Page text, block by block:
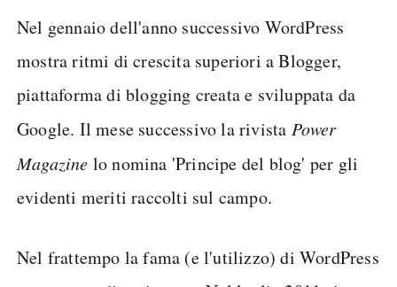
Nel gennaio dell'anno successivo WordPress
mostra ritmi di crescita superiori a Blogger,
piattaforma di blogging creata e sviluppata da
Google. Il mese successivo la rivista Power
Magazine lo nomina 'Principe del blog' per gli
evidenti meriti raccolti sul campo.
Nel frattempo la fama (e l'utilizzo) di WordPress